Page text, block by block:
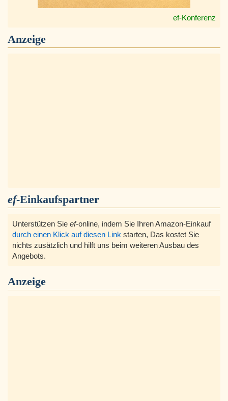
ef-Konferenz
Anzeige
ef-Einkaufspartner
Unterstützen Sie ef-online, indem Sie Ihren Amazon-Einkauf
durch einen Klick auf diesen Link starten, Das kostet Sie
nichts zusätzlich und hilft uns beim weiteren Ausbau des
Angebots.
Anzeige